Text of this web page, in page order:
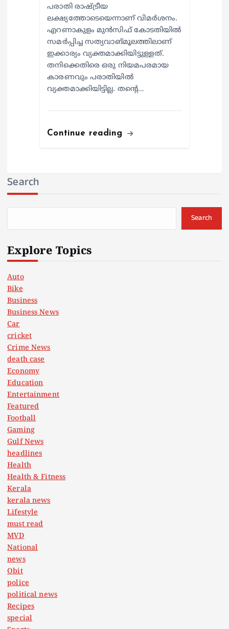
പരാതി രാഷ്ട്രീയ
ലക്ഷ്യത്തോടെയെന്നാണ് വിമര്‍ശനം.
എറണാകുളം മുന്‍സിഫ് കോടതിയില്‍
സമര്‍പ്പിച്ച സത്യവാങ്മൂലത്തിലാണ്
ഇക്കാര്യം വ്യക്തമാക്കിയിട്ടുള്ളത്.
തനിക്കെതിരെ ഒരു നിയമപരമായ
കാരണവും പരാതിയില്‍
വ്യക്തമാക്കിയിട്ടില്ല. തന്റെ…
Continue reading
Search
Search
Explore Topics
Auto
Bike
Business
Business News
Car
cricket
Crime News
death case
Economy
Education
Entertainment
Featured
Football
Gaming
Gulf News
headlines
Health
Health & Fitness
Kerala
kerala news
Lifestyle
must read
MVD
National
news
Obit
police
political news
Recipes
special